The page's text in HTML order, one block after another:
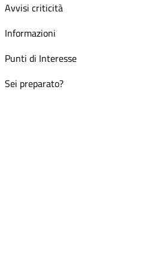
Avvisi criticità
Informazioni
Punti di Interesse
Sei preparato?